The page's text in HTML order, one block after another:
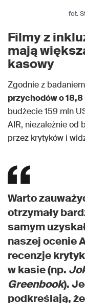
fot.
Filmy z
mają
kasowy
Zgodnie z
przychodów o
budżecie 159 mln
AIR, niezależnie od
przez krytyków i
Warto
otrzymały
samym
naszej ocenie
recenzje
w kasie (np.
Greenbook).
podkreślają,